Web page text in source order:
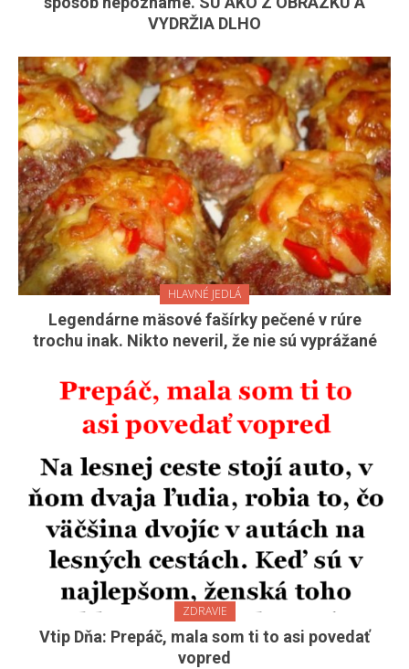
VYDRŽIA DLHO
HLAVNÉ JEDLÁ
Legendárne mäsové fašírky pečené v rúre
trochu inak. Nikto neveril, že nie sú vyprážané
ZDRAVIE
Vtip Dňa: Prepáč, mala som ti to asi povedať
vopred